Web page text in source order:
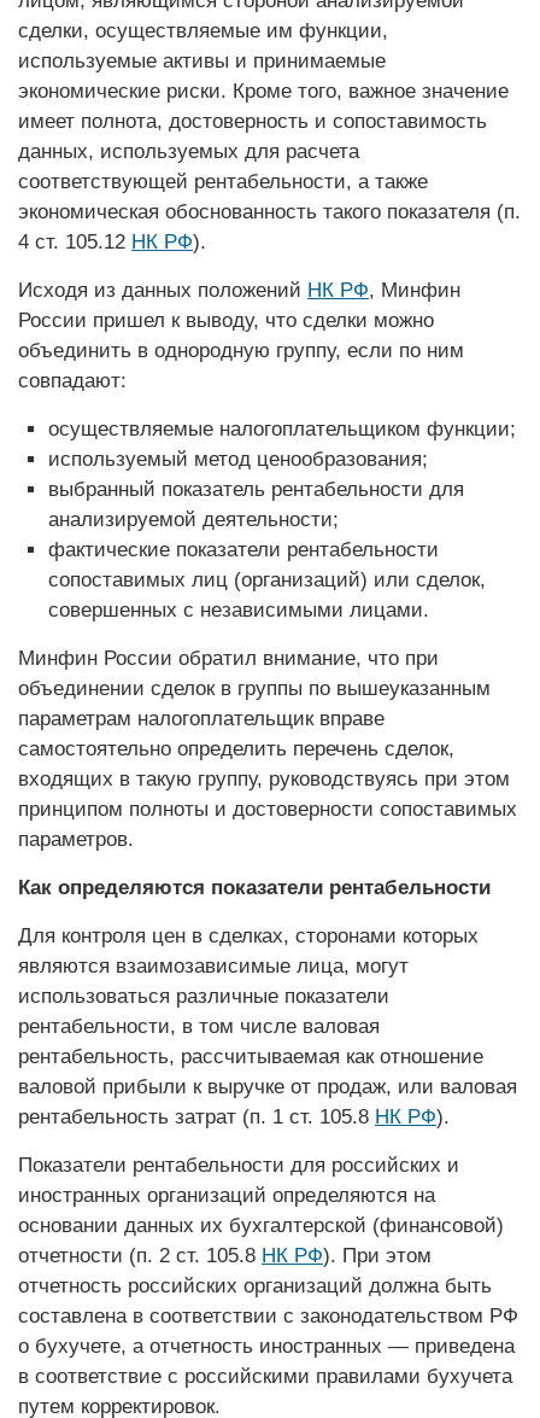
сделки, осуществляемые им функции,
используемые активы и принимаемые
экономические риски. Кроме того, важное значение
имеет полнота, достоверность и сопоставимость
данных, используемых для расчета
соответствующей рентабельности, а также
экономическая обоснованность такого показателя (п.
4 ст. 105.12 НК РФ).
Исходя из данных положений НК РФ, Минфин
России пришел к выводу, что сделки можно
объединить в однородную группу, если по ним
совпадают:
осуществляемые налогоплательщиком функции;
используемый метод ценообразования;
выбранный показатель рентабельности для
анализируемой деятельности;
фактические показатели рентабельности
сопоставимых лиц (организаций) или сделок,
совершенных с независимыми лицами.
Минфин России обратил внимание, что при
объединении сделок в группы по вышеуказанным
параметрам налогоплательщик вправе
самостоятельно определить перечень сделок,
входящих в такую группу, руководствуясь при этом
принципом полноты и достоверности сопоставимых
параметров.
Как определяются показатели рентабельности
Для контроля цен в сделках, сторонами которых
являются взаимозависимые лица, могут
использоваться различные показатели
рентабельности, в том числе валовая
рентабельность, рассчитываемая как отношение
валовой прибыли к выручке от продаж, или валовая
рентабельность затрат (п. 1 ст. 105.8 НК РФ).
Показатели рентабельности для российских и
иностранных организаций определяются на
основании данных их бухгалтерской (финансовой)
отчетности (п. 2 ст. 105.8 НК РФ). При этом
отчетность российских организаций должна быть
составлена в соответствии с законодательством РФ
о бухучете, а отчетность иностранных — приведена
в соответствие с российскими правилами бухучета
путем корректировок.